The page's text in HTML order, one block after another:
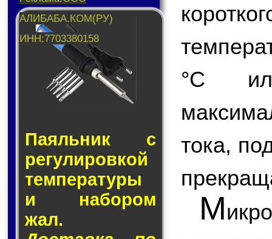
Паяльник с
ре­гу­ли­ров­кой
тем­пе­ра­ту­ры
и на­бо­ром
жал.
°С
тока,
М